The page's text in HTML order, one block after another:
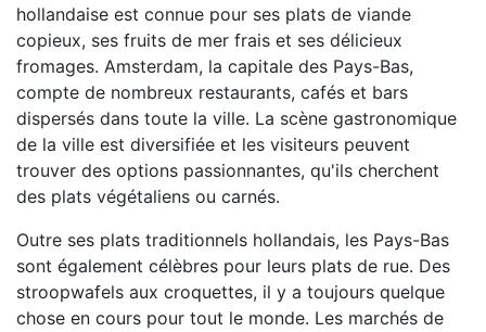
hollandaise est connue pour ses plats de viande
copieux, ses fruits de mer frais et ses délicieux
fromages. Amsterdam, la capitale des Pays-Bas,
compte de nombreux restaurants, cafés et bars
dispersés dans toute la ville. La scène gastronomique
de la ville est diversifiée et les visiteurs peuvent
trouver des options passionnantes, qu'ils cherchent
des plats végétaliens ou carnés.
Outre ses plats traditionnels hollandais, les Pays-Bas
sont également célèbres pour leurs plats de rue. Des
stroopwafels aux croquettes, il y a toujours quelque
chose en cours pour tout le monde. Les marchés de